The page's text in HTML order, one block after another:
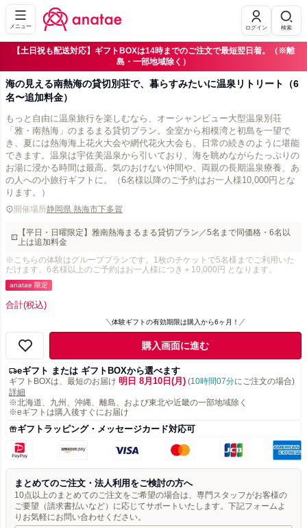
メニュー ログイン 検索
【土日祝も配送対応】ギフトBOXは14時までのご注文で最短翌日着。（※離
島・一部地域除く）
海の見える南熱海の貸切別荘で、暮らすみたいに温泉リトリート（6
名〜追加料金）
もっと自由に温泉旅行を楽しむなら、オーシャンビュー大型温泉別荘
「雅・南熱海」のまるまる貸切プラン。全室から相模湾と初島を一望で
き、夏には熱海海上花火大会や網代花火大会も、日常の続きのように堪能
できます。温泉は宇佐美温泉から引いており、海を眺めながらたっぷりの
お湯に浸かる時間は最高。気のおけない仲間や、両親の長期温泉療養、あ
の人への小旅行ギフトに。（6名様以降のご予約はお一人様10,000円とな
ります。）
開催場所静岡県 熱海市下多賀
【平日・日曜限定】雅南熱海まるまる貸切プラン／5名まで同価格・6名以
上は追加料金
※こちらの体験はグループプランです。1枚のチケットで5名様までご利用いた
だけます。6名様以上のご予約はお一人様につき＋10,000円 となります。
anatae 限定
合計(税込)
体験ギフトの有効期限は購入から6ヶ月！
購入画面に進む
eギフト または ギフトBOXから選べます
ギフトBOXは、最短のお届け 明日 8月10日(月) (10時間07分にご注文の場合)
詳細
※北海道、九州、沖縄、離島、および東北や近畿の一部地域除く
※eギフトは購入後すぐにお届け
ギフトラッピング・メッセージカード対応可
まとめてのご注文・法人利用をご検討の方へ
10点以上のまとめてのご注文をご希望の場合は、専門スタッフがお客様の
ご要望（請求書払いなど）に応じてサポートいたします。下記フォームよ
りお気軽にお問い合わせください。